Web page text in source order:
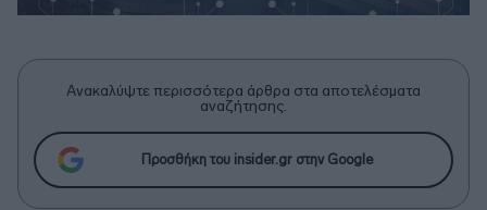
Ανακαλύψτε περισσότερα άρθρα στα αποτελέσματα
αναζήτησης.
Προσθήκη του insider.gr στην Google